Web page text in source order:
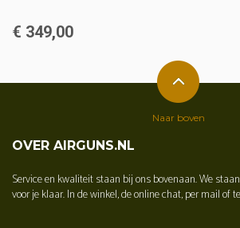
€ 349,00
OVER AIRGUNS.NL
Service en kwaliteit staan bij ons bovenaan. We
voor je klaar. In de winkel, de online chat, per mail of
Naar boven